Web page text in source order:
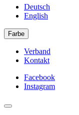
Deutsch
English
Farbe
Navigation
Meta
Kalender
Verband
Kontakt
Navigation
Social
Facebook
Instagram